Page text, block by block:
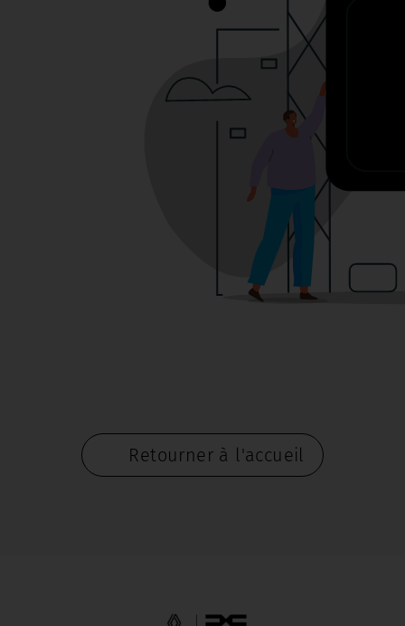
Retourner à l'accueil